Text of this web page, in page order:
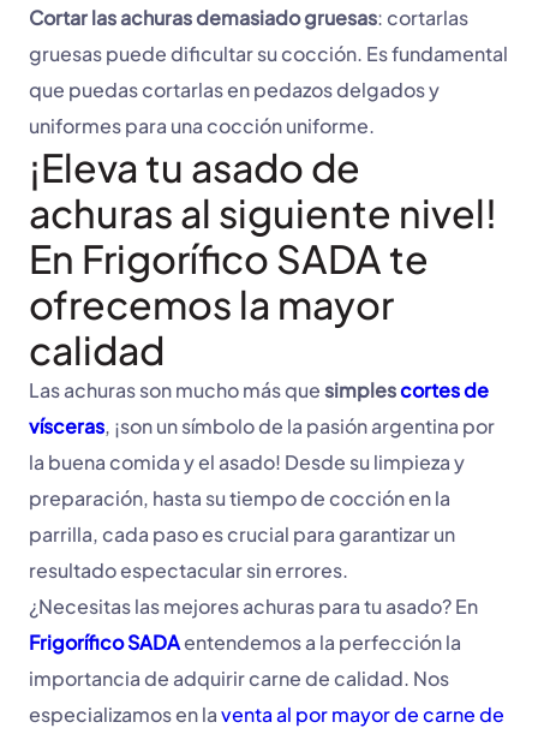
Cortar las achuras demasiado gruesas: cortarlas
gruesas puede dificultar su cocción. Es fundamental
que puedas cortarlas en pedazos delgados y
uniformes para una cocción uniforme.
¡Eleva tu asado de
achuras al siguiente nivel!
En Frigorífico SADA te
ofrecemos la mayor
calidad
Las achuras son mucho más quesimplescortes de
vísceras, ¡son un símbolo de la pasión argentina por
la buena comida y el asado! Desde su limpieza y
preparación, hasta su tiempo de cocción en la
parrilla, cada paso es crucial para garantizar un
resultado espectacular sin errores.
¿Necesitas las mejores achuras para tu asado? En
Frigorífico SADAentendemos a la perfección la
importancia de adquirir carne de calidad. Nos
especializamos en laventa al por mayor de carne de